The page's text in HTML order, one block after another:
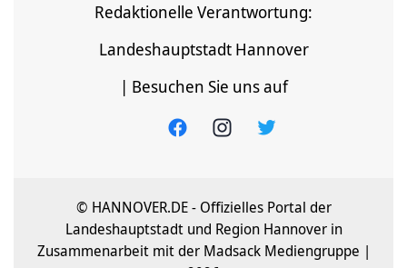
Redaktionelle Verantwortung:
Landeshauptstadt Hannover
| Besuchen Sie uns auf
© HANNOVER.DE - Offizielles Portal der
Landeshauptstadt und Region Hannover in
Zusammenarbeit mit der Madsack Mediengruppe |